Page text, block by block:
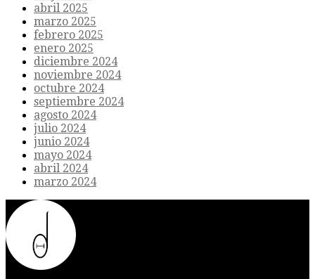
abril 2025
marzo 2025
febrero 2025
enero 2025
diciembre 2024
noviembre 2024
octubre 2024
septiembre 2024
agosto 2024
julio 2024
junio 2024
mayo 2024
abril 2024
marzo 2024